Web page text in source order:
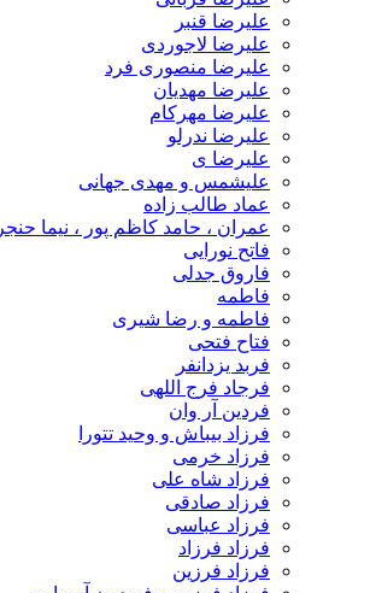
علیرضا قنبر
علیرضا لاجوردی
علیرضا منصوری فرد
علیرضا مهدیان
علیرضا مهرکام
علیرضا ندرلو
علیرضا ی
علیشمس و مهدی جهانی
عماد طالب زاده
عمران ، حامد کاظم پور ، نیما حنجر
فاتح نورایی
فاروق جدلی
فاطمه
فاطمه و رضا شیری
فتاح فتحی
فربد یزدانفر
فرجاد فرج اللهی
فردین آر وان
فرزاد بیباش و وحید تتورا
فرزاد خرمی
فرزاد شاه علی
فرزاد صادقی
فرزاد عباسی
فرزاد فرزاد
فرزاد فرزین